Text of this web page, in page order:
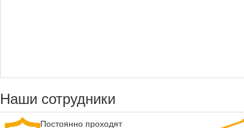
Наши сотрудники
Постоянно проходят